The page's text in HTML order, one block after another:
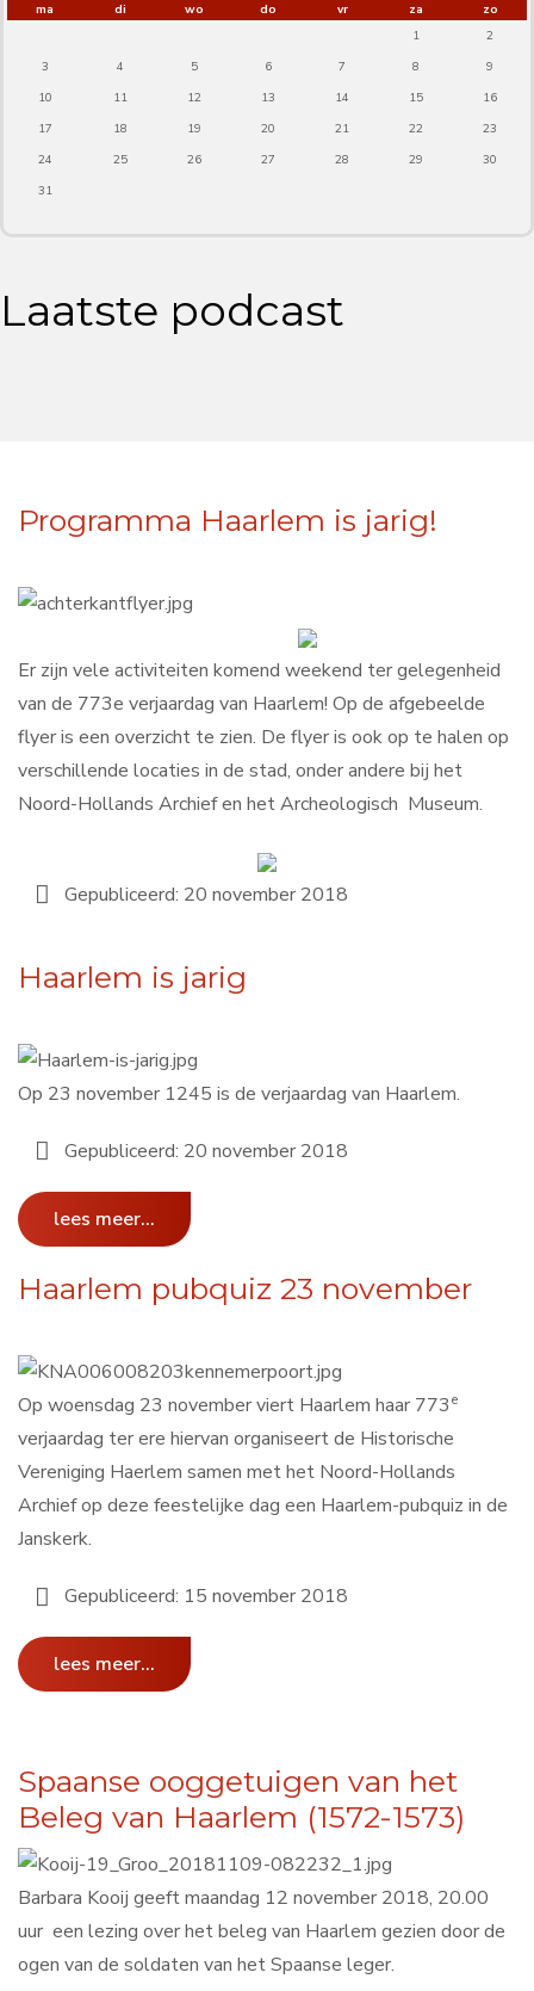
ma di wo do vr za
zo
1
2
3
4 5 6 7 8
9
10
11 12 13 14 15
16
17
18 19 20 21 22
23
24
25 26 27 28 29
30
31
Laatste podcast
Programma Haarlem is jarig!
Er zijn vele activiteiten komend weekend ter gelegenheid
van de 773e verjaardag van Haarlem! Op de afgebeelde
flyer is een overzicht te zien. De flyer is ook op te halen op
verschillende locaties in de stad, onder andere bij het
Noord-Hollands Archief en het Archeologisch Museum.
Gepubliceerd: 20 november 2018
Haarlem is jarig
Op 23 november 1245 is de verjaardag van Haarlem.
Gepubliceerd: 20 november 2018
lees meer...
Haarlem pubquiz 23 november
Op woensdag 23 november viert Haarlem haar 773e
verjaardag ter ere hiervan organiseert de Historische
Vereniging Haerlem samen met het Noord-Hollands
Archief op deze feestelijke dag een Haarlem-pubquiz in de
Janskerk.
Gepubliceerd: 15 november 2018
lees meer...
Spaanse ooggetuigen van het
Beleg van Haarlem (1572-1573)
Barbara Kooij geeft maandag 12 november 2018, 20.00
uur een lezing over het beleg van Haarlem gezien door de
ogen van de soldaten van het Spaanse leger.